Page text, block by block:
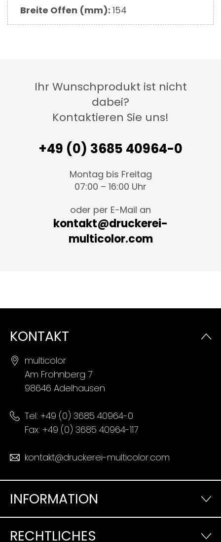
Breite Offen (mm): 154
Ihr Wunschprodukt ist nicht
dabei?
Kontaktieren Sie uns!
+49 (0) 3685 40964-0
Montag bis Freitag
07:00 – 16:00 Uhr
oder per E-Mail an
kontakt@druckerei-
multicolor.com
KONTAKT
multicolor
Am Frohnberg 7
98646 Adelhausen
Tel: +49 (0) 3685 40964-0
Fax: +49 (0) 3685 40964-117
kontakt@druckerei-multicolor.com
INFORMATION
RECHTLICHES